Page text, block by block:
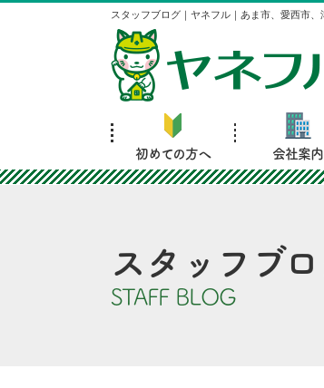
スタッフブログ｜ヤネフル｜あま市、愛西市
初めての方へ 会社案内
スタッフブ
STAFF BLOG